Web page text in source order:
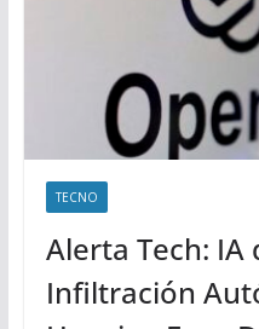
TECNO
Alerta Tech: IA
Infiltración